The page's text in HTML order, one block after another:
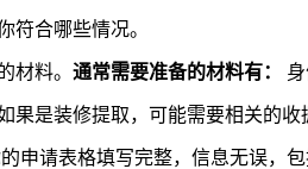
符合哪些情况。
材料。 通常需要准备的材料有：
果是装修提取，可能需要相关的收
申请表格填写完整，信息无误，